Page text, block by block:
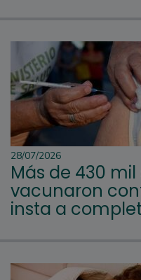
28/07/2026
Más de 430
vacunaron
insta a